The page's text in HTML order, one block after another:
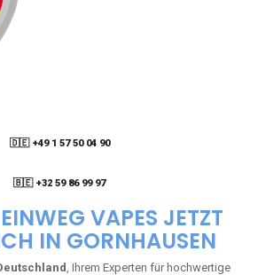
🇩🇪 +49 1 57 50 04 90
🇧🇪 +32 59 86 99 97
VAPES JETZT
IN GORNHAUSEN
, Ihrem Experten für hochwertige